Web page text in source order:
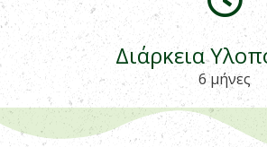
Διάρκεια
6 μήνες